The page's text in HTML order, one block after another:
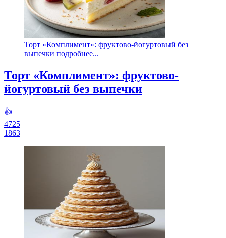
Торт «Комплимент»: фруктово-йогуртовый без
выпечки подробнее...
Торт «Комплимент»: фруктово-
йогуртовый без выпечки
👍
4725
1863